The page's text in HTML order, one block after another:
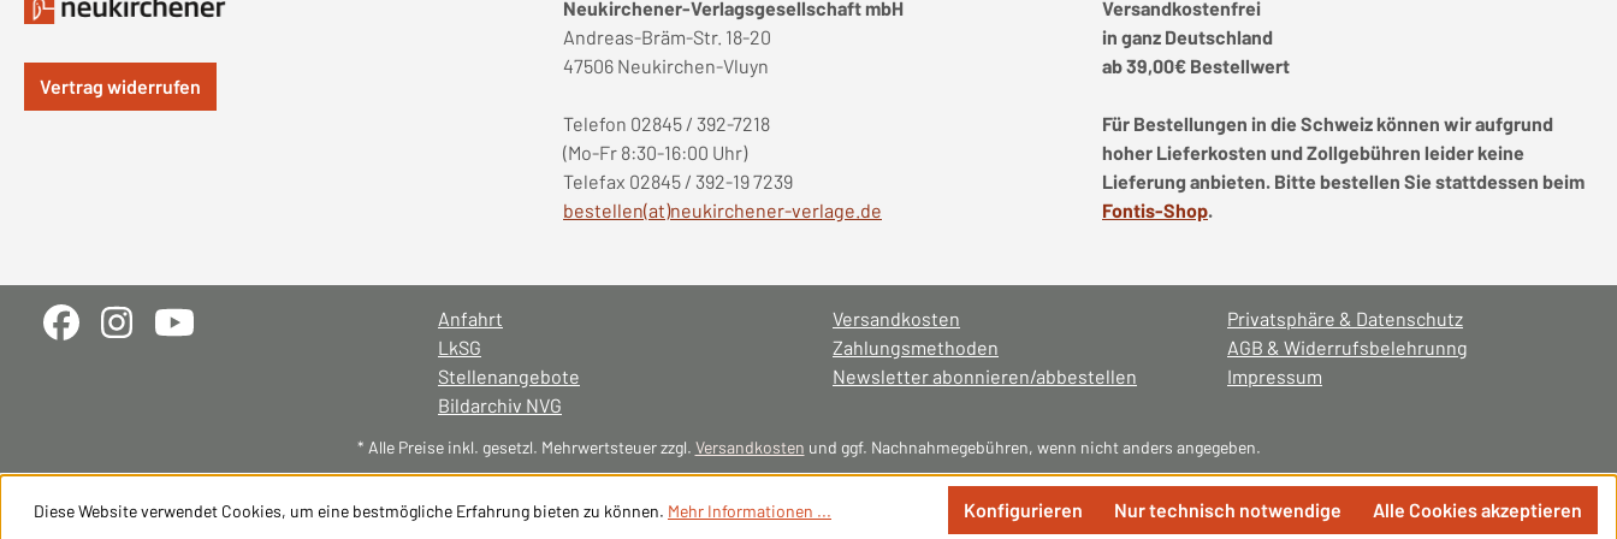
Vertrag widerrufen
Neukirchener-Verlagsgesellschaft mbH
Andreas-Bräm-Str. 18-20
47506 Neukirchen-Vluyn
Telefon 02845 / 392-7218
(Mo-Fr 8:30-16:00 Uhr)
Telefax 02845 / 392-19 7239
bestellen(at)neukirchener-verlage.de
Versandkostenfrei
in ganz Deutschland
ab 39,00€ Bestellwert
Für Bestellungen in die Schweiz können wir aufgrund
hoher Lieferkosten und Zollgebühren leider keine
Lieferung anbieten. Bitte bestellen Sie stattdessen beim
Fontis-Shop.
Anfahrt
LkSG
Stellenangebote
Versandkosten
Zahlungsmethoden
Newsletter abonnieren/abbestellen
Privatsphäre & Datenschutz
AGB & Widerrufsbelehrunng
Impressum
Bildarchiv NVG
* Alle Preise inkl. gesetzl. Mehrwertsteuer zzgl. Versandkosten und ggf. Nachnahmegebühren, wenn nicht anders angegeben.
Diese Website verwendet Cookies, um eine bestmögliche Erfahrung bieten zu können. Mehr Informationen ... Nur technisch notwendige
Konfigurieren Alle Cookies akzeptieren